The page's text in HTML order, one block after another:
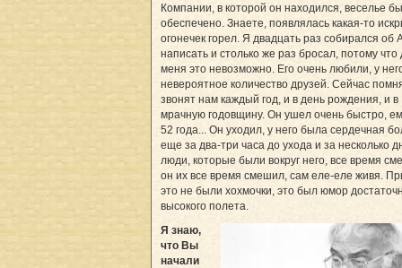
Компании, в которой он находился, веселье
обеспечено. Знаете, появлялась какая-то
огонечек горел. Я двадцать раз собирался об
написать и столько же раз бросал, потому что
меня это невозможно. Его очень любили, у
невероятное количество друзей. Сейчас
звонят нам каждый год, и в день рождения, и в
мрачную годовщину. Он ушел очень быстро,
52 года... Он уходил, у него была сердечная
еще за два-три часа до ухода и за несколько
люди, которые были вокруг него, все время
он их все время смешил, сам еле-еле живя.
это не были хохмочки, это был юмор
высокого полета.
Я знаю,
что Вы
начали